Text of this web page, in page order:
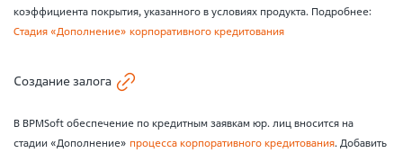
коэффициента покрытия, указанного в условиях продукта. Подробнее:
Стадия «Дополнение» корпоративного кредитования
Создание залога
В BPMSoft обеспечение по кредитным заявкам юр. лиц вносится на
стадии «Дополнение» процесса корпоративного кредитования. Добавить